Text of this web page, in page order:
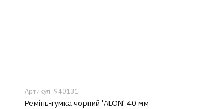
Артикул: 940131
Ремінь-гумка чорний 'ALON' 40 мм